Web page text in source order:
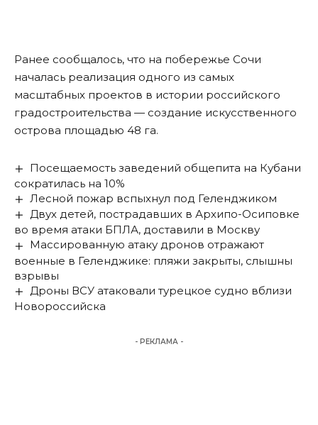
Ранее сообщалось, что на побережье Сочи
началась реализация одного из самых
масштабных проектов в истории российского
градостроительства — создание искусственного
острова площадью 48 га.
Посещаемость заведений общепита на Кубани
сократилась на 10%
Лесной пожар вспыхнул под Геленджиком
Двух детей, пострадавших в Архипо-Осиповке
во время атаки БПЛА, доставили в Москву
Массированную атаку дронов отражают
военные в Геленджике: пляжи закрыты, слышны
взрывы
Дроны ВСУ атаковали турецкое судно вблизи
Новороссийска
- РЕКЛАМА -